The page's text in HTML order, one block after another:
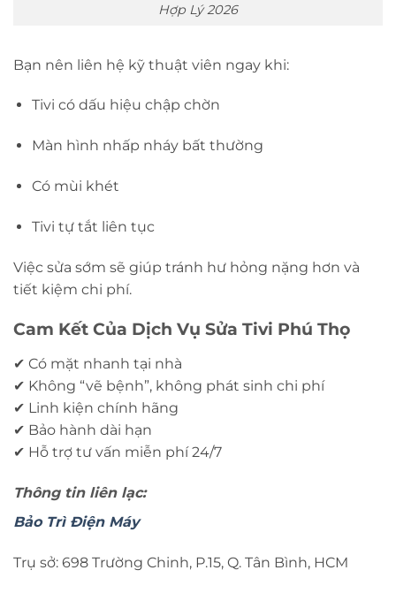
Hợp Lý 2026
Bạn nên liên hệ kỹ thuật viên ngay khi:
Tivi có dấu hiệu chập chờn
Màn hình nhấp nháy bất thường
Có mùi khét
Tivi tự tắt liên tục
Việc sửa sớm sẽ giúp tránh hư hỏng nặng hơn và
tiết kiệm chi phí.
Cam Kết Của Dịch Vụ Sửa Tivi Phú Thọ
✔ Có mặt nhanh tại nhà
✔ Không “vẽ bệnh”, không phát sinh chi phí
✔ Linh kiện chính hãng
✔ Bảo hành dài hạn
✔ Hỗ trợ tư vấn miễn phí 24/7
Thông tin liên lạc:
Bảo Trì Điện Máy
Trụ sở: 698 Trường Chinh, P.15, Q. Tân Bình, HCM